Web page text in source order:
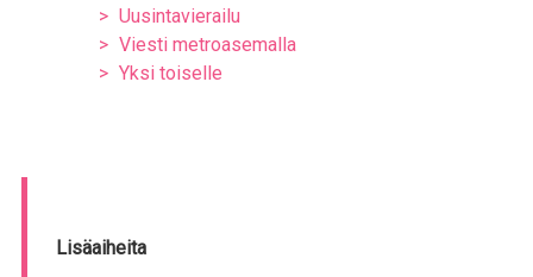
Uusintavierailu
Viesti metroasemalla
Yksi toiselle
Lisäaiheita